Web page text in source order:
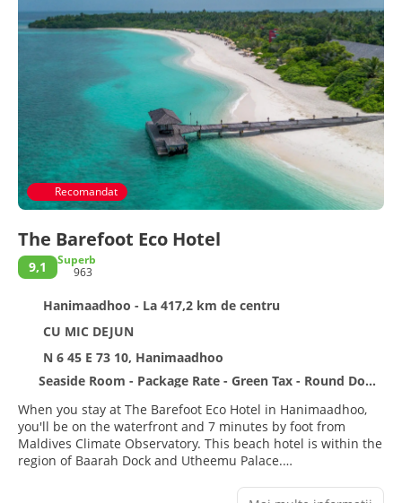
Recomandat
The Barefoot Eco Hotel
9,1
Superb
963
Hanimaadhoo - La 417,2 km de centru
CU MIC DEJUN
N 6 45 E 73 10, Hanimaadhoo
Seaside Room - Package Rate - Green Tax - Round Domestic Flight Transfer (incl)
When you stay at The Barefoot Eco Hotel in Hanimaadhoo,
you'll be on the waterfront and 7 minutes by foot from
Maldives Climate Observatory. This beach hotel is within the
region of Baarah Dock and Utheemu Palace.
Pamper yourself with a visit to the spa, which offers